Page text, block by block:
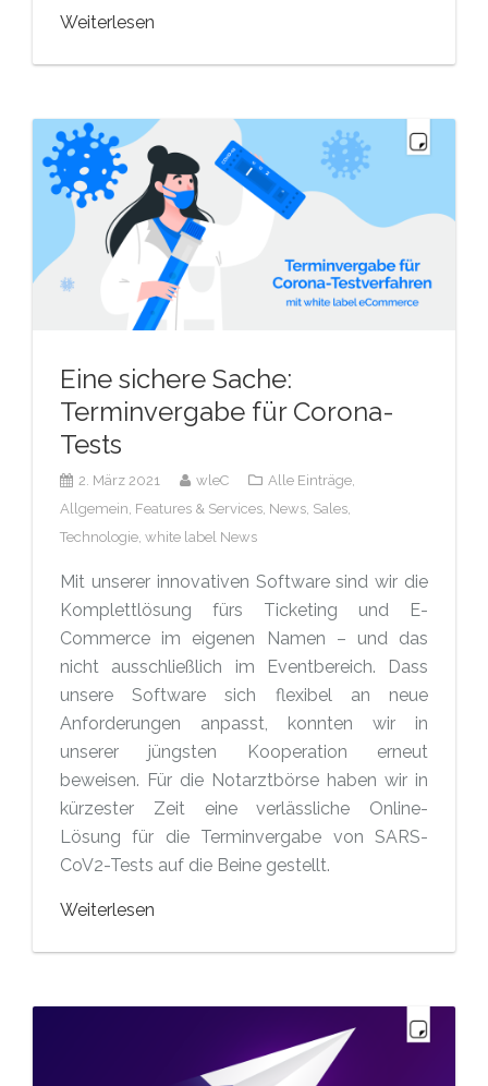
Weiterlesen
Eine sichere Sache:
Terminvergabe für Corona-
Tests
2. März 2021 wleC
Alle Einträge,
Allgemein, Features & Services, News, Sales,
Technologie, white label News
Mit unserer innovativen Software sind wir die
Komplettlösung fürs Ticketing und E-
Commerce im eigenen Namen – und das
nicht ausschließlich im Eventbereich. Dass
unsere Software sich flexibel an neue
Anforderungen anpasst, konnten wir in
unserer jüngsten Kooperation erneut
beweisen. Für die Notarztbörse haben wir in
kürzester Zeit eine verlässliche Online-
Lösung für die Terminvergabe von SARS-
CoV2-Tests auf die Beine gestellt.
Weiterlesen